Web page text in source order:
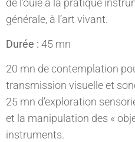
générale, à l’art vivant.
Durée : 45 mn
20 mn de contemplation
transmission visuelle et
25 mn d’exploration
et la manipulation des «
instruments.